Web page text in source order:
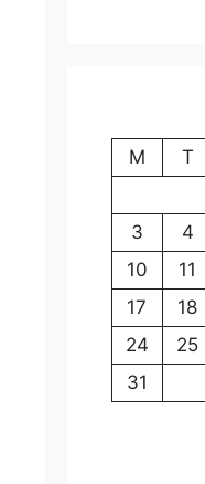
M
T
3
4
10
11
17
18
24
25
31